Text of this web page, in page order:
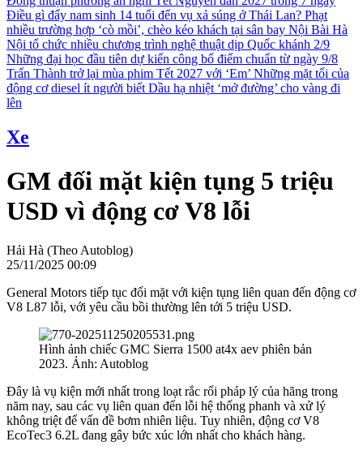
Điều gì đẩy nam sinh 14 tuổi đến vụ xả súng ở Thái Lan? Phạt
nhiều trường hợp ‘cò mồi’, chèo kéo khách tại sân bay Nội Bài Hà
Nội tổ chức nhiều chương trình nghệ thuật dịp Quốc khánh 2/9
Những đại học đầu tiên dự kiến công bố điểm chuẩn từ ngày 9/8
Trấn Thành trở lại mùa phim Tết 2027 với ‘Em’ Những mặt tối của
động cơ diesel ít người biếtDầu hạ nhiệt ‘mở đường’ cho vàng đi
lên
Xe
GM đối mặt kiện tụng 5 triệu
USD vì động cơ V8 lỗi
Hải Hà (Theo Autoblog)
25/11/2025 00:09
General Motors tiếp tục đối mặt với kiện tụng liên quan đến động cơ
V8 L87 lỗi, với yêu cầu bồi thường lên tới 5 triệu USD.
Hình ảnh chiếc GMC Sierra 1500 at4x aev phiên bản
2023. Ảnh: Autoblog
Đây là vụ kiện mới nhất trong loạt rắc rối pháp lý của hãng trong
năm nay, sau các vụ liên quan đến lỗi hệ thống phanh và xử lý
không triệt để vấn đề bơm nhiên liệu. Tuy nhiên, động cơ V8
EcoTec3 6.2L đang gây bức xúc lớn nhất cho khách hàng.